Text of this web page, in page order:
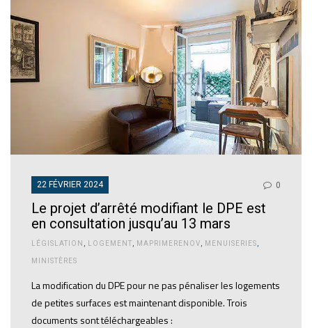
22 FÉVRIER 2024 0
Le projet d’arrêté modifiant le DPE est
en consultation jusqu’au 13 mars
LÉGISLATION LOGEMENT MAPRIMERENOV MENUISERIES
MINISTÈRES
La modification du DPE pour ne pas pénaliser les logements
de petites surfaces est maintenant disponible. Trois
documents sont téléchargeables :